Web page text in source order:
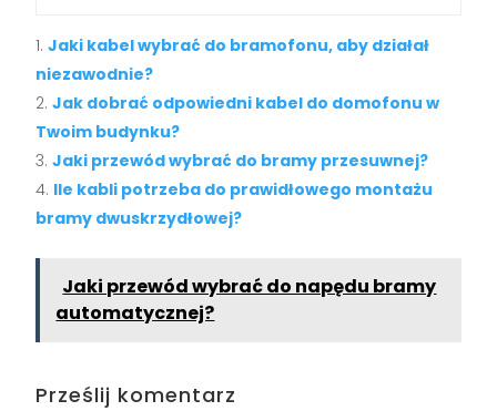
Jaki kabel wybrać do bramofonu, aby działał
niezawodnie?
Jak dobrać odpowiedni kabel do domofonu w
Twoim budynku?
Jaki przewód wybrać do bramy przesuwnej?
Ile kabli potrzeba do prawidłowego montażu
bramy dwuskrzydłowej?
Jaki przewód wybrać do napędu bramy
automatycznej?
Prześlij komentarz